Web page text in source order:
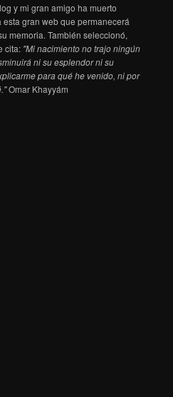
y mi gran amigo ha muerto
gran web que permanecerá
memoria. También seleccionó,
cita: "Mi nacimiento no trajo ningún
ni su esplendor ni su
para qué he venido, ni por
Omar Khayyám